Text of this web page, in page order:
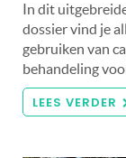
In dit
dossier vind je
gebruiken van
behandeling
LEES VERDER